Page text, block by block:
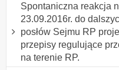
Spontaniczna reakcja
23.09.2016r. do
posłów Sejmu RP
przepisy regulujące
na terenie RP.